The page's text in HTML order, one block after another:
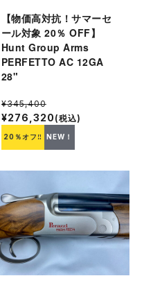
【物価高対抗！サマーセ
ール対象 20％ OFF】
Hunt Group Arms
PERFETTO AC 12GA
28"
¥345,400
¥276,320 (税込)
20％オフ‼ NEW！